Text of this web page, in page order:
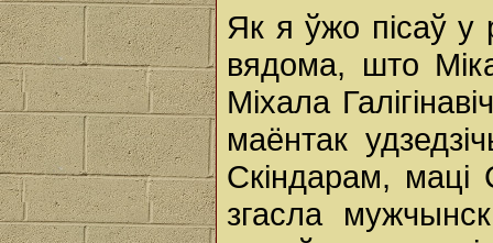
Як я ўжо пісаў у
вядома, што
Міхала
маёнтак
Скіндарам,
згасла